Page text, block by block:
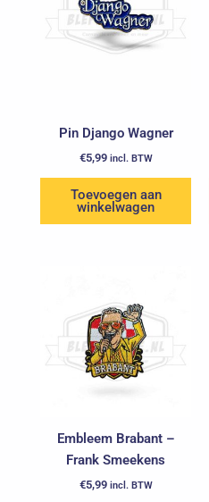
Pin Django Wagner
€5,99 incl. BTW
Toevoegen aan
winkelwagen
Embleem Brabant –
Frank Smeekens
€5,99 incl. BTW